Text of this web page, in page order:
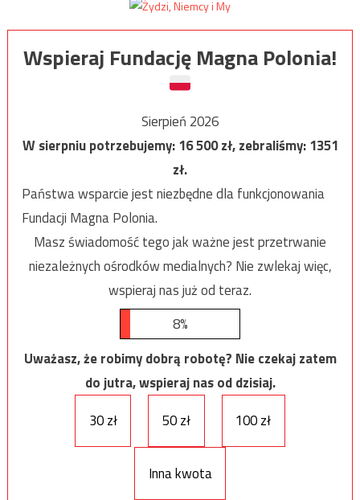
Wspieraj Fundację Magna Polonia!
Sierpień 2026
W sierpniu potrzebujemy:16 500zł, zebraliśmy:1351
zł.
Państwa wsparcie jest niezbędne dla funkcjonowania
Fundacji Magna Polonia.
Masz świadomość tego jak ważne jest przetrwanie
niezależnych ośrodków medialnych? Nie zwlekaj więc,
wspieraj nas już od teraz.
8%
Uważasz, że robimy dobrą robotę? Nie czekaj zatem
do jutra, wspieraj nas od dzisiaj.
30 zł
50 zł 100 zł
Inna kwota